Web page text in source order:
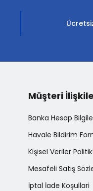
Müşteri
Banka Hesap
Havale Bildirim
Kişisel Veriler
Mesafeli Satış
İptal İade Koşullari